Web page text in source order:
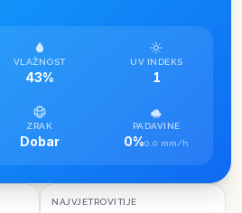
VLAŽNOST
43%
UV INDEKS
1
ZRAK
Dobar
PADAVINE
0%0.0 mm/h
NAJVJETROVITIJE